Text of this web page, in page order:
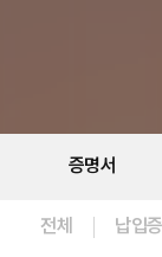
증명서
전체 납입